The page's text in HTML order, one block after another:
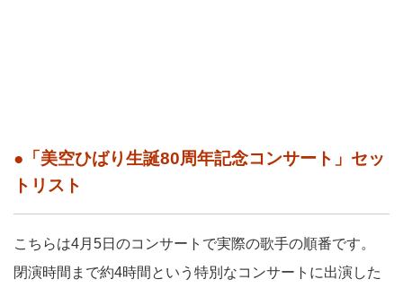
●「美空ひばり生誕80周年記念コンサート」セッ
トリスト
こちらは4月5日のコンサートで実際の歌手の順番です。
閉演時間まで約4時間という特別なコンサートに出演した